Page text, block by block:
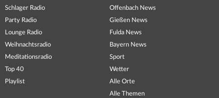
Schlager Radio
Party Radio
Lounge Radio
Weihnachtsradio
Meditationsradio
Top 40
Playlist
Offenbach News
Gießen News
Fulda News
Bayern News
Sport
Wetter
Alle Orte
Alle Themen